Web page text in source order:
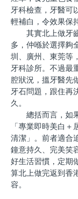
牙科檢查，牙醫可
輕補白，令效果保
其實北上做牙齒
多，仲喺於選擇夠
圳、廣州、東莞等
牙科診所。不過最
腔狀況，搵牙醫先
牙石問題，跟住再
久。
總括而言，如果
「專業即時美白
清潔」。前者適合
鐘意持久、完美笑
好生活習慣，定期
算北上做完返到香
容。